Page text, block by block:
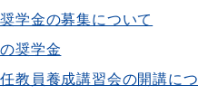
学金の募集について
奨学金
教員養成講習会の開講につ